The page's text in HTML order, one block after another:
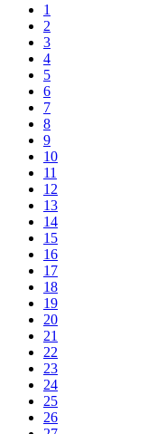
1
2
3
4
5
6
7
8
9
10
11
12
13
14
15
16
17
18
19
20
21
22
23
24
25
26